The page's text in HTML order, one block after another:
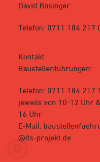
David Bösinger
Telefon: 0711 184 217
Kontakt
Baustellenführungen:
Telefon: 0711 184 217
jeweils von 10-12 Uhr
16 Uhr
E-Mail:
@its-projekt.de